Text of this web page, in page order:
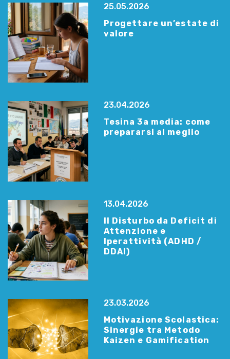
25.05.2026
Progettare un’estate di
valore
23.04.2026
Tesina 3a media: come
prepararsi al meglio
13.04.2026
Il Disturbo da Deficit di
Attenzione e
Iperattività (ADHD /
DDAI)
23.03.2026
Motivazione Scolastica:
Sinergie tra Metodo
Kaizen e Gamification